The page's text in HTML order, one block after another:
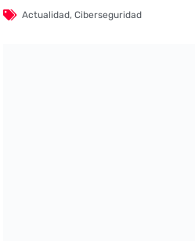
Actualidad,Ciberseguridad